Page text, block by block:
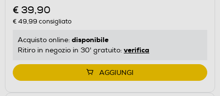
€ 39,90
€ 49,99 consigliato
Acquisto online: disponibile
Ritiro in negozio in 30' gratuito: verifica
AGGIUNGI